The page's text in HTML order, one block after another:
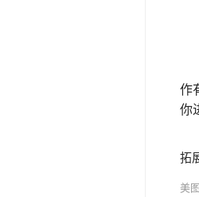
作
你
拓
美